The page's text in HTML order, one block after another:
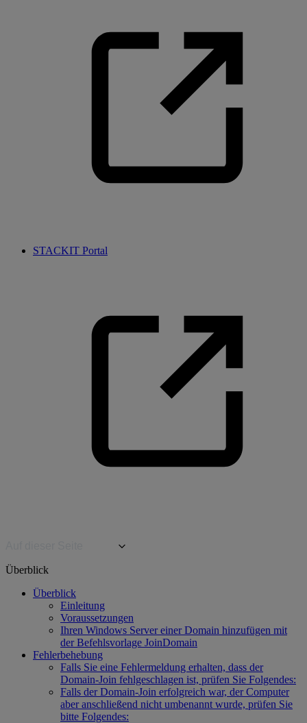
STACKIT Portal
Überblick
Überblick
Einleitung
Voraussetzungen
Ihren Windows Server einer Domain hinzufügen mit
der Befehlsvorlage JoinDomain
Fehlerbehebung
Falls Sie eine Fehlermeldung erhalten, dass der
Domain-Join fehlgeschlagen ist, prüfen Sie Folgendes:
Falls der Domain-Join erfolgreich war, der Computer
aber anschließend nicht umbenannt wurde, prüfen Sie
bitte Folgendes: